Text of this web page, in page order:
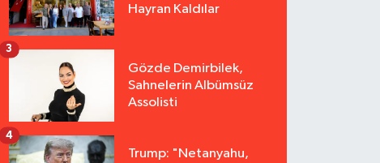
Hayran Kaldılar
Gözde Demirbilek,
Sahnelerin Albümsüz
Assolisti
3
Trump: "Netanyahu,
4